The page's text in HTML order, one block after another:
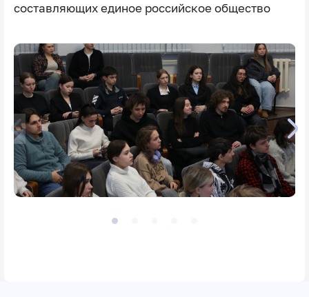
составляющих единое российское общество